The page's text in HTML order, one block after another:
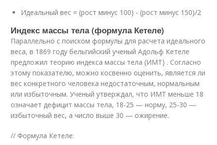
Идеальный вес = (рост минус 100) - (рост минус 150)/2
Индекс массы тела (формула Кетеле)
Параллельно с поиском формулы для расчета идеального
веса, в 1869 году бельгийский ученый Адольф Кетеле
предложил теорию индекса массы тела (ИМТ) . Согласно
этому показателю, можно косвенно оценить, является ли
вес конкретного человека недостаточным, нормальным
или избыточным. Ученый утверждал, что ИМТ меньше 18
означает дефицит массы тела, 18-25 — норму, 25-30 —
избыточный вес, а число выше 30 — ожирение.
// Формула Кетеле: